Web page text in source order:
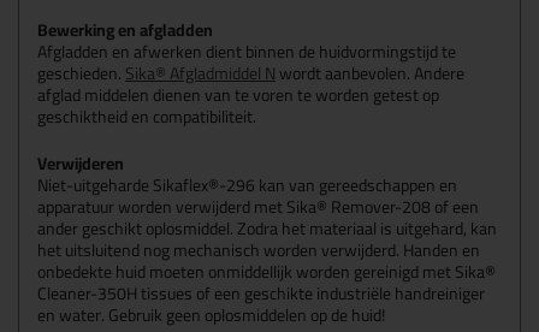
Bewerking en afgladden
Afgladden en afwerken dient binnen de huidvormingstijd te
geschieden.Sika® Afgladmiddel Nwordt aanbevolen. Andere
afglad middelen dienen van te voren te worden getest op
geschiktheid en compatibiliteit.
Verwijderen
Niet-uitgeharde Sikaflex®-296 kan van gereedschappen en
apparatuur worden verwijderd met Sika® Remover-208 of een
ander geschikt oplosmiddel. Zodra het materiaal is uitgehard, kan
het uitsluitend nog mechanisch worden verwijderd. Handen en
onbedekte huid moeten onmiddellijk worden gereinigd met Sika®
Cleaner-350H tissues of een geschikte industriële handreiniger
en water. Gebruik geen oplosmiddelen op de huid!